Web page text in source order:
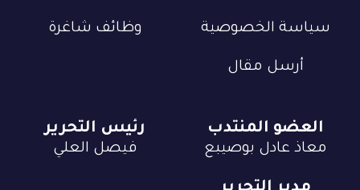
سياسة الخصوصية وظائف شاغرة
أرسل مقال
العضو المنتدب
معاذ عادل بوصيبع
رئيس التحرير
فيصل العلي